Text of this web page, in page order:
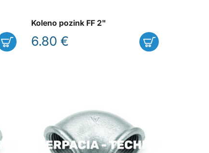
Koleno pozink FF 2"
6.80 €